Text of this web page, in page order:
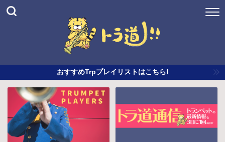
おすすめTrpプレイリストはこちら!